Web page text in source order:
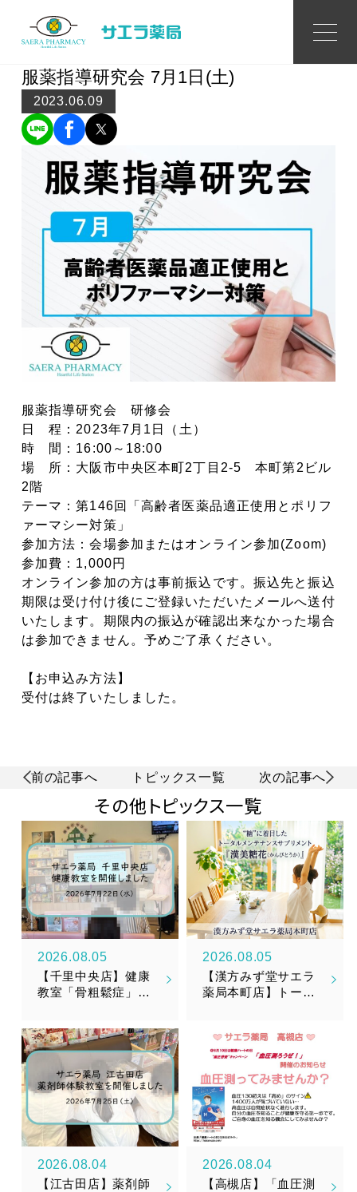
Topics
トピックス
服薬指導研究会 7月1日(土)
2023.06.09
服薬指導研究会 研修会
日 程：2023年7月1日（土）
時 間：16:00～18:00
場 所：大阪市中央区本町2丁目2-5 本町第2ビル
2階
テーマ：第146回「高齢者医薬品適正使用とポリフ
ァーマシー対策」
参加方法：会場参加またはオンライン参加(Zoom)
参加費：1,000円
オンライン参加の方は事前振込です。振込先と振込
期限は受け付け後にご登録いただいたメールへ送付
いたします。期限内の振込が確認出来なかった場合
は参加できません。予めご了承ください。
【お申込み方法】
受付は終了いたしました。
前の記事へ トピックス一覧 次の記事へ
その他トピックス一覧
2026.08.05
【千里中央店】健康
教室「骨粗鬆症」を
2026.08.05
【漢方みず堂サエラ
薬局本町店】トータ
（かんびとうか）』
新発売のお知らせ
2026.08.04
【江古田店】薬剤師
2026.08.04
【高槻店】「血圧測